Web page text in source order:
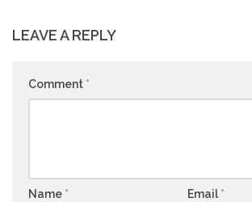
LEAVE A REPLY
Comment *
Name * Email *